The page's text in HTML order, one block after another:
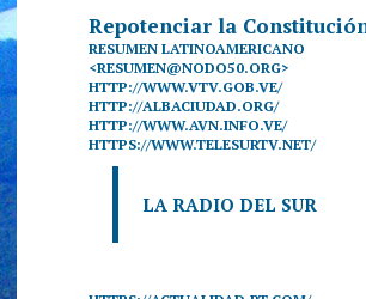
Repotenciar la
RESUMEN LATINOAMERICANO
<RESUMEN@NODO50.ORG>
HTTP://WWW.VTV.GOB.VE/
HTTP://ALBACIUDAD.ORG/
HTTP://WWW.AVN.INFO.VE/
HTTPS://WWW.TELESURTV.NET/
LA RADIO DEL SUR